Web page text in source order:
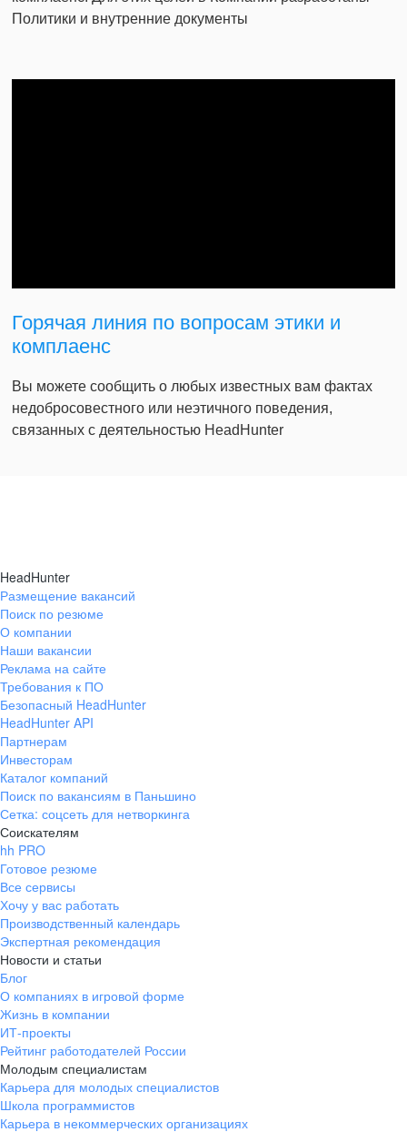
Политики и внутренние документы
Горячая линия по вопросам этики и
комплаенс
Вы можете сообщить о любых известных вам фактах
недобросовестного или неэтичного поведения,
связанных с деятельностью HeadHunter
HeadHunter
Размещение вакансий
Поиск по резюме
О компании
Наши вакансии
Реклама на сайте
Требования к ПО
Безопасный HeadHunter
HeadHunter API
Партнерам
Инвесторам
Каталог компаний
Поиск по вакансиям в Паньшино
Сетка: соцсеть для нетворкинга
Соискателям
hh PRO
Готовое резюме
Все сервисы
Хочу у вас работать
Производственный календарь
Экспертная рекомендация
Новости и статьи
Блог
О компаниях в игровой форме
Жизнь в компании
ИТ-проекты
Рейтинг работодателей России
Молодым специалистам
Карьера для молодых специалистов
Школа программистов
Карьера в некоммерческих организациях